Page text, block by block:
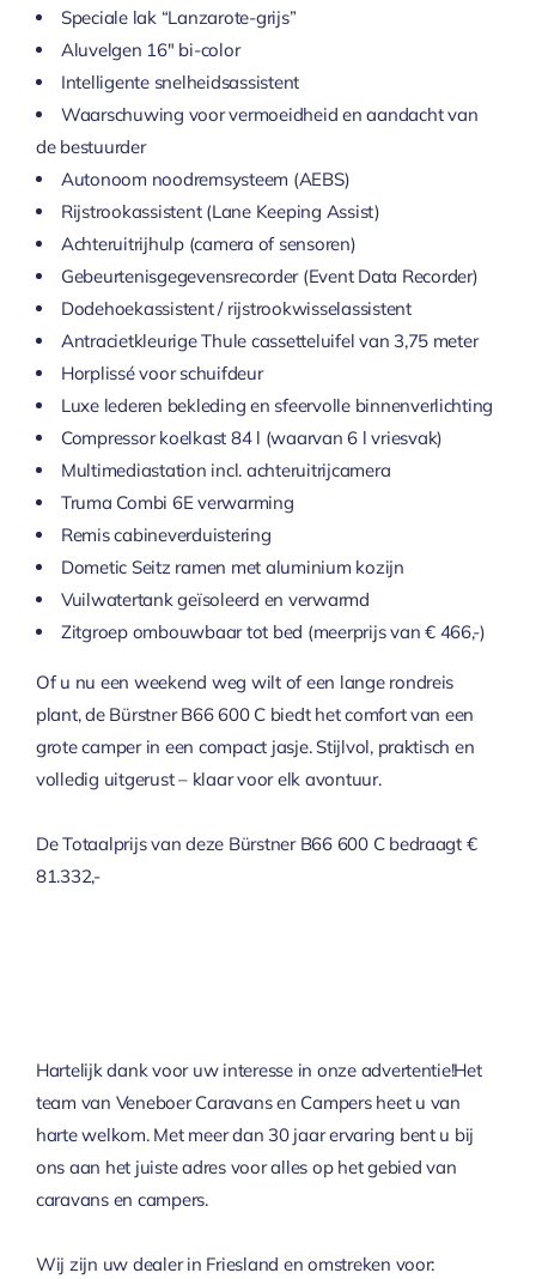
Speciale lak “Lanzarote-grijs”
Aluvelgen 16" bi-color
Intelligente snelheidsassistent
Waarschuwing voor vermoeidheid en aandacht van
de bestuurder
Autonoom noodremsysteem (AEBS)
Rijstrookassistent (Lane Keeping Assist)
Achteruitrijhulp (camera of sensoren)
Gebeurtenisgegevensrecorder (Event Data Recorder)
Dodehoekassistent / rijstrookwisselassistent
Antracietkleurige Thule cassetteluifel van 3,75 meter
Horplissé voor schuifdeur
Luxe lederen bekleding en sfeervolle binnenverlichting
Compressor koelkast 84 l (waarvan 6 l vriesvak)
Multimediastation incl. achteruitrijcamera
Truma Combi 6E verwarming
Remis cabineverduistering
Dometic Seitz ramen met aluminium kozijn
Vuilwatertank geïsoleerd en verwarmd
Zitgroep ombouwbaar tot bed (meerprijs van € 466,-)
Of u nu een weekend weg wilt of een lange rondreis
plant, de Bürstner B66 600 C biedt het comfort van een
grote camper in een compact jasje. Stijlvol, praktisch en
volledig uitgerust – klaar voor elk avontuur.
De Totaalprijs van deze Bürstner B66 600 C bedraagt €
81.332,-
Hartelijk dank voor uw interesse in onze advertentie!Het
team van Veneboer Caravans en Campers heet u van
harte welkom. Met meer dan 30 jaar ervaring bent u bij
ons aan het juiste adres voor alles op het gebied van
caravans en campers.
Wij zijn uw dealer in Friesland en omstreken voor: